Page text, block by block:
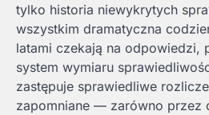
tylko historia niewykrytych
wszystkim dramatyczna
latami czekają na odpowiedzi,
system wymiaru
zastępuje sprawiedliwe
zapomniane — zarówno przez